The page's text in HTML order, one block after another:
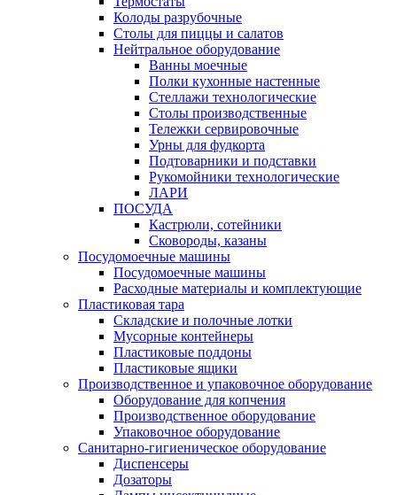
Колоды разрубочные
Столы для пиццы и салатов
Нейтральное оборудование
Ванны моечные
Полки кухонные настенные
Стеллажи технологические
Столы производственные
Тележки сервировочные
Урны для фудкорта
Подтоварники и подставки
Рукомойники технологические
ЛАРИ
ПОСУДА
Кастрюли, сотейники
Сковороды, казаны
Посудомоечные машины
Посудомоечные машины
Расходные материалы и комплектующие
Пластиковая тара
Складские и полочные лотки
Мусорные контейнеры
Пластиковые поддоны
Пластиковые ящики
Производственное и упаковочное оборудование
Оборудование для копчения
Производственное оборудование
Упаковочное оборудование
Санитарно-гигиеническое оборудование
Диспенсеры
Дозаторы